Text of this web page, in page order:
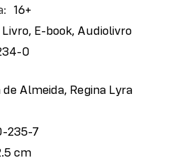
16+
Livro, E-book, Audiolivro
0
Almeida, Regina Lyra
235-7
cm